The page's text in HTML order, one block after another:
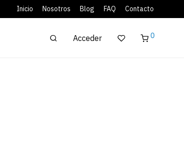
Inicio Nosotros Blog FAQ Contacto
Acceder 0